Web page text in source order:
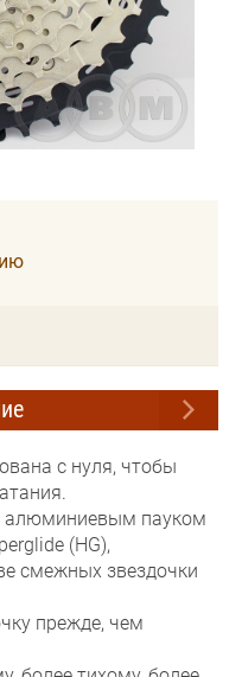
с нуля, чтобы
алюминиевым пауком
(HG),
смежных звездочки
прежде, чем